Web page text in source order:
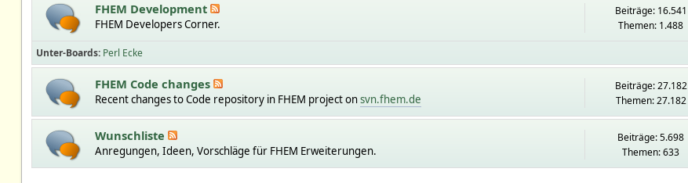
FHEM Development
FHEM Developers Corner.
Beiträge: 16.541
Themen: 1.488
Unter-Boards Perl Ecke
FHEM Code changes
Recent changes to Code repository in FHEM project onsvn.fhem.de
Beiträge: 27.182
Themen: 27.182
Wunschliste
Anregungen, Ideen, Vorschläge für FHEM Erweiterungen.
Beiträge: 5.698
Themen: 633